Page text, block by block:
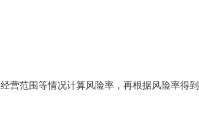
营范围等情况计算风险率，再根据风险率得到